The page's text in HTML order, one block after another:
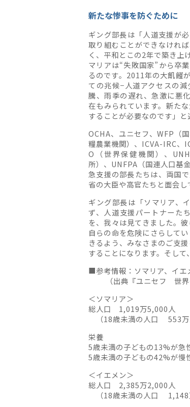
新たな惨事を防ぐために
ギング部長は「人道支援が
取り組むことができなけれ
く、平和とこの2年で築き上
マリアは“失敗国家”から卒
るのです。2011年の大飢饉
ての兆候−人道アクセスの
騰、雨季の遅れ、急激に悪
在もみられています。新た
することが必要なのです」と
OCHA、ユニセフ、WFP（
糧農業機関）、ICVA-IRC、
O（世界保健機関）、
所）、UNFPA（国連人口基
急支援の部長たちは、両国
省の大臣や高官たちと面会し
ギング部長は「ソマリア、
ず、人道支援パートナーた
を、我々は見てきました。
自らの命を危険にさらして
きるよう、みなさまのご支
することになります。そして
■参考情報：ソマリア、イエ
（出典『ユニセフ 世界
＜ソマリア＞
総人口 1,019万5,000人
（18歳未満の人口 553万
栄養
5歳未満の子どもの13%が急
5歳未満の子どもの42%が慢
＜イエメン＞
総人口 2,385万2,000人
（18歳未満の人口 1,148